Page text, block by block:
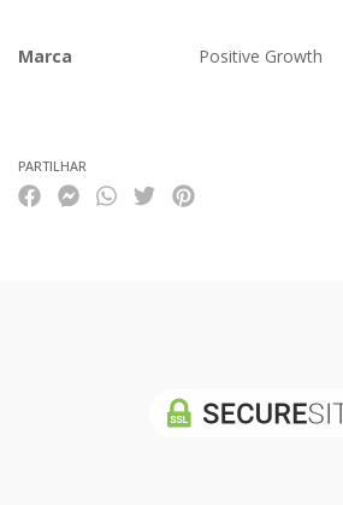
Marca
Positive Growth
PARTILHAR